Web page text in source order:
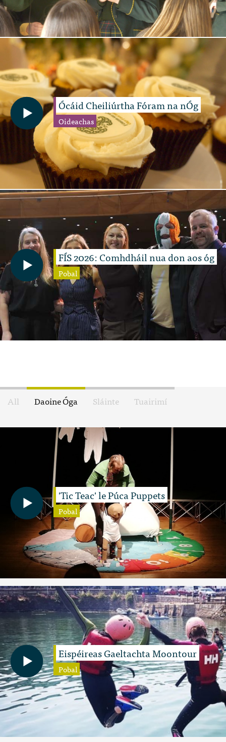
Ócáid Cheiliúrtha Fóram na nÓg
Oideachas
FÍS 2026: Comhdháil nua don aos óg
Pobal
All Daoine Óga Sláinte Tuairimí
'Tic Teac' le Púca Puppets
Pobal
Eispéireas Gaeltachta Moontour
Pobal